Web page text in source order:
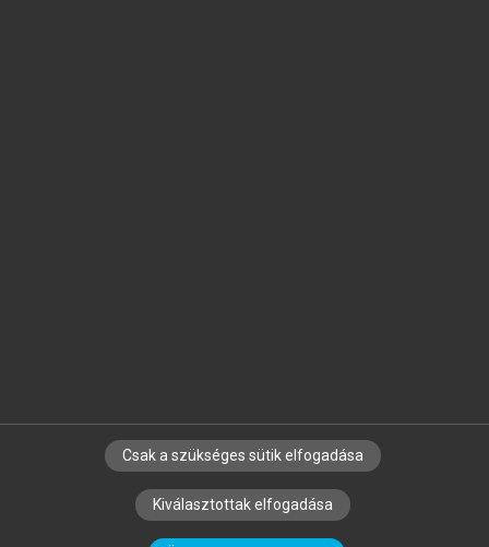
SZERZŐKNEK CÉGEKNEK KÖNYVTÁROSOKNAK
SZERKESZTÉSI ÉS LEKTORÁLÁSI ALAPELVEK
Csak a szükséges sütik elfogadása
Kiválasztottak elfogadása